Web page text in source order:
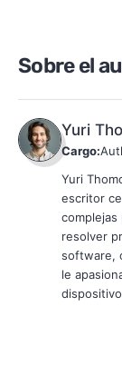
Sobre el
Yuri
Cargo:
Yuri
escritor
complejas
resolver
software,
le